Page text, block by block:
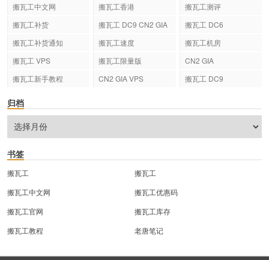
搬瓦工中文网
搬瓦工香港
搬瓦工测评
搬瓦工补货
搬瓦工 DC9 CN2 GIA
搬瓦工 DC6
搬瓦工补货通知
搬瓦工速度
搬瓦工机房
搬瓦工 VPS
搬瓦工限量版
CN2 GIA
搬瓦工新手教程
CN2 GIA VPS 搬瓦工 DC9
归档
书签
搬瓦工
搬瓦工
搬瓦工中文网
搬瓦工优惠码
搬瓦工官网
搬瓦工库存
搬瓦工教程
老唐笔记